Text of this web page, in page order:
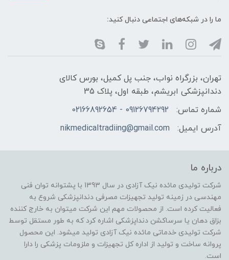
ما را در شبکه‌های اجتماعی دنبال کنید:
تهران، بزرگراه نواب، جنب پل کمیل، بورس کالای
دندانپزشکی ابریشم، طبقه اول، پلاک 35
شماره تماس:
09126794292 - 02166892654
آدرس ایمیل:
nikmedicaltradiing@gmail.com
درباره ما
شرکت تولیدی مائده نیک آزادی در سال 1393 با پشتوانه توان فنی
مهندسی در زمینه تولید تجهیزات مصرفی دندانپزشکی شروع به
فعالیت کرده است. از محصولات مهم این شرکت میتوان به خارج کننده
بزاق دهان یا سرساکشن دنداپزشکی اشاره کرد که به طور مستقل توسط
شرکت تولیدی خدماتی مائده نیک آزادی تولید میشود. این محصول
پروانه ساخت و تولید از اداره کل تجهیزات و ملزومات پزشکی را دارا
است.